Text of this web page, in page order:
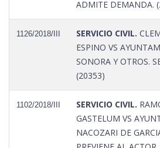
ADMITE DEMANDA.
1126/2018/III SERVICIO CIVIL.
ESPINO VS
SONORA Y OTROS.
(20353)
1102/2018/III SERVICIO CIVIL.
GASTELUM VS
NACOZARI DE